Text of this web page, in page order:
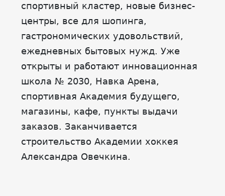
спортивный кластер, новые бизнес-
центры, все для шопинга,
гастрономических удовольствий,
ежедневных бытовых нужд. Уже
открыты и работают инновационная
школа № 2030, Навка Арена,
спортивная Академия будущего,
магазины, кафе, пункты выдачи
заказов. Заканчивается
строительство Академии хоккея
Александра Овечкина.